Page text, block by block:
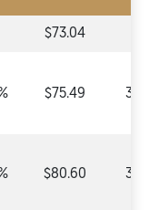
$73.04
$75.49
$80.60